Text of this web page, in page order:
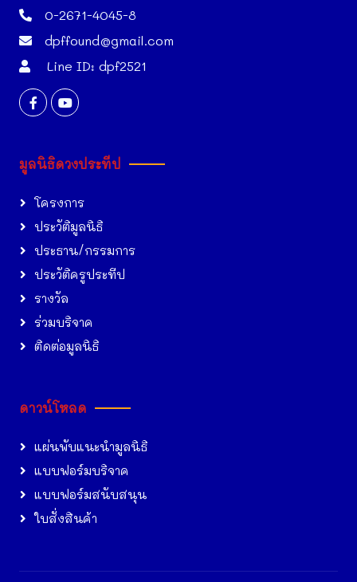
0-2671-4045-8
dpffound@gmail.com
Line ID: dpf2521
มูลนิธิดวงประทีป
โครงการ
ประวัติมูลนิธิ
ประธาน/กรรมการ
ประวัติครูประทีป
รางวัล
ร่วมบริจาค
ติดต่อมูลนิธิ
ดาวน์โหลด
แผ่นพับแนะนำมูลนิธิ
แบบฟอร์มบริจาค
แบบฟอร์มสนับสนุน
ใบสั่งสินค้า